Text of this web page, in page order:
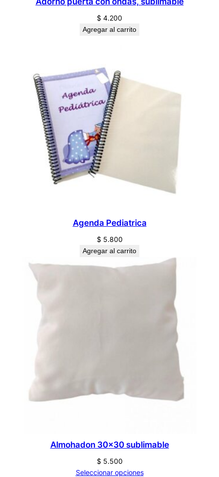
$ 4.200
Agregar al carrito
Agenda Pediatrica
$5.800
Agregar al carrito
Almohadon 30×30 sublimable
$5.500
Seleccionar opciones